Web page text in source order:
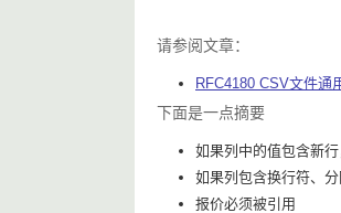
请参阅文章：
RFC4180 CSV文件通
下面是一点摘要
如果列中的值包含新
如果列包含换行符、
报价必须被引用